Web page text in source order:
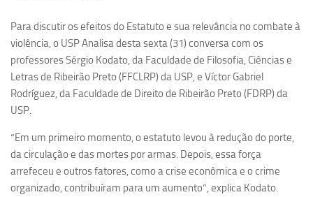
e Políticas Públicas Contemporâneas
Grupos de pesquisa encerrados
Ano Sabático
Daniel Domingues dos Santos
Cíntia Rosa Pereira de Lima
Cristina Godoy Bernardo de Oliveira (FDRP)
Evandro Eduardo Seron Ruiz
Para discutir os efeitos do Estatuto e sua relevância no combate à
violência, o USP Analisa desta sexta (31) conversa com os
professores Sérgio Kodato, da Faculdade de Filosofia, Ciências e
Letras de Ribeirão Preto (FFCLRP) da USP, e Víctor Gabriel
Rodríguez, da Faculdade de Direito de Ribeirão Preto (FDRP) da
USP.
“Em um primeiro momento, o estatuto levou à redução do porte,
da circulação e das mortes por armas. Depois, essa força
arrefeceu e outros fatores, como a crise econômica e o crime
organizado, contribuíram para um aumento”, explica Kodato.